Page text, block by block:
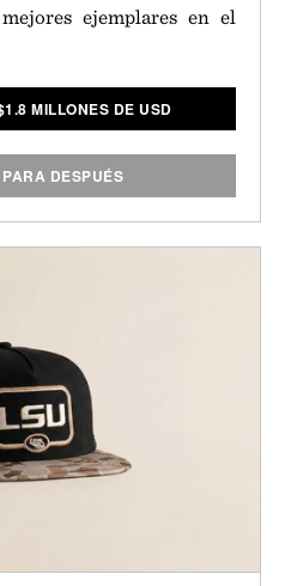
ejemplares en el
1.8 MILLONES DE USD
DESPUÉS